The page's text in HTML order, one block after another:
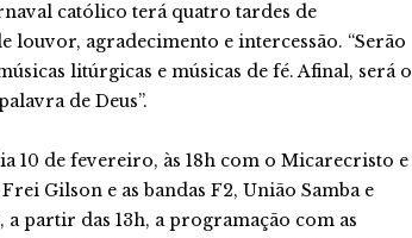
católico terá quatro tardes de
louvor, agradecimento e intercessão. “Serão
litúrgicas e músicas de fé. Afinal, será o
de Deus”.
10 de fevereiro, às 18h com o Micarecristo e
Gilson e as bandas F2, União Samba e
partir das 13h, a programação com as